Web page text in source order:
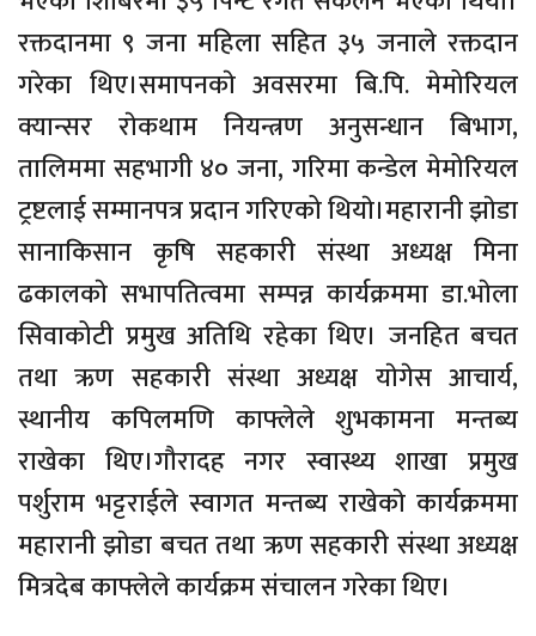
रक्तदानमा ९ जना महिला सहित ३५ जनाले रक्तदान
गरेका थिए।समापनकाे अवसरमा बि.पि. मेमोरियल
क्यान्सर राेकथाम नियन्त्रण अनुसन्धान बिभाग,
तालिममा सहभागी ४० जना, गरिमा कन्डेल मेमोरियल
ट्रष्टलाई सम्मानपत्र प्रदान गरिएको थियाे।महारानी झाेडा
सानाकिसान कृषि सहकारी संस्था अध्यक्ष मिना
ढकालकाे सभापतित्वमा सम्पन्न कार्यक्रममा डा.भाेला
सिवाकोटी प्रमुख अतिथि रहेका थिए। जनहित बचत
तथा ऋण सहकारी संस्था अध्यक्ष याेगेस आचार्य,
स्थानीय कपिलमणि काफ्लेले शुभकामना मन्तब्य
राखेका थिए।गौरादह नगर स्वास्थ्य शाखा प्रमुख
पर्शुराम भट्टराईले स्वागत मन्तब्य राखेकाे कार्यक्रममा
महारानी झाेडा बचत तथा ऋण सहकारी संस्था अध्यक्ष
मित्रदेब काफ्लेले कार्यक्रम संचालन गरेका थिए।